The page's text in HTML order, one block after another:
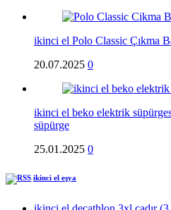
ikinci el Polo Classic Çıkma
20.07.2025 0
ikinci el beko elektrik
süpürge
25.01.2025 0
ikinci el eşya